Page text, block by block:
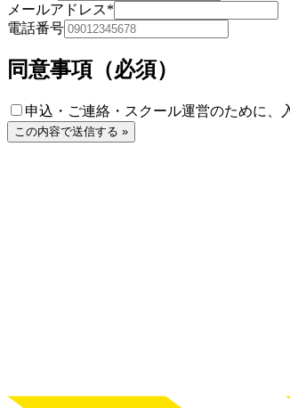
メールアドレス*
電話番号
同意事項（必須）
申込・ご連絡・スクール運営のために、
この内容で送信する »